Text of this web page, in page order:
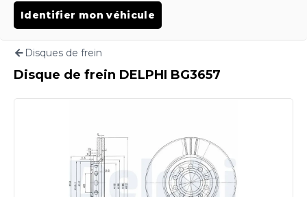
Identifier mon véhicule
Disques de frein
Disque de frein DELPHI BG3657